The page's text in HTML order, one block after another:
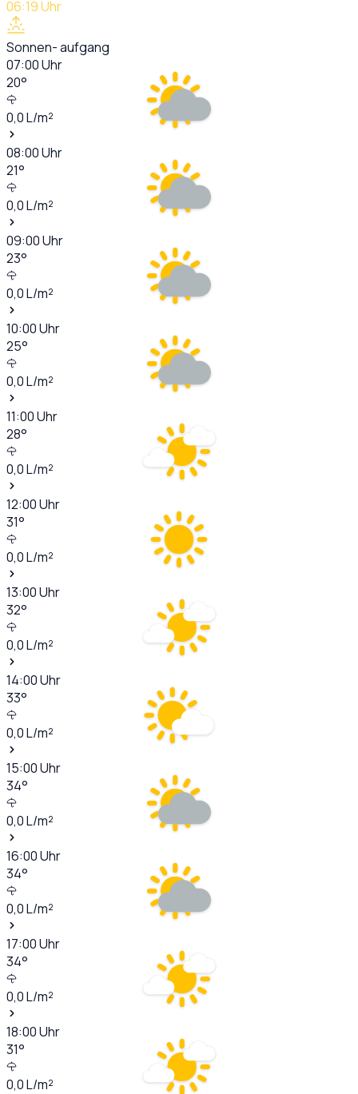
06:19Uhr
Sonnen- aufgang
07:00Uhr
20°
0,0L/m²
08:00Uhr
21°
0,0L/m²
09:00Uhr
23°
0,0L/m²
10:00Uhr
25°
0,0L/m²
11:00Uhr
28°
0,0L/m²
12:00Uhr
31°
0,0L/m²
13:00Uhr
32°
0,0L/m²
14:00Uhr
33°
0,0L/m²
15:00Uhr
34°
0,0L/m²
16:00Uhr
34°
0,0L/m²
17:00Uhr
34°
0,0L/m²
18:00Uhr
31°
0,0L/m²